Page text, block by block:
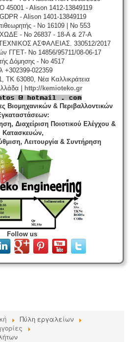
45001 - Alison 1412-13849119
- Alison 1401-13849119
- No 16109 | No 553
- No 26837 - 18-A & 27-A
ΑΣΦΑΛΕΙΑΣ. 330512/2017
ΓΓΕΤ- No 14856/95711/08-06-17
Δόμησης - No 4517
+302399-022359
TK 63080, Νέα Καλλικράτεια
|
http://kemioteko.gr
Βιομηχανικών & Περιβαλλοντικών
:
Διαχείριση Ποιοτικού Ελέγχου &
Κατασκευών,
Λειτουργία & Συντήρηση
Follow us
Πύλη εργαλείων